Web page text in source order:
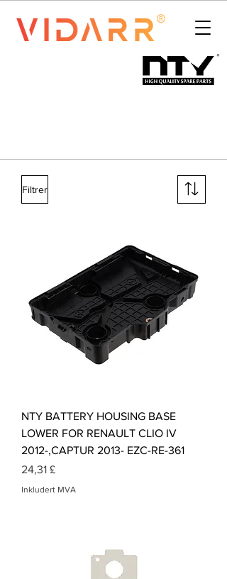
Filtrer
NTY BATTERY HOUSING BASE
LOWER FOR RENAULT CLIO IV
2012-,CAPTUR 2013- EZC-RE-361
Pris
24,31 £
Inkludert MVA